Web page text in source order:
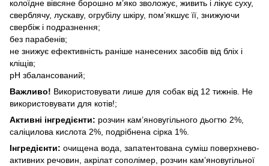
колоїдне вівсяне борошно м’яко зволожує, живить і лікує суху,
сверблячу, лускаву, огрубілу шкіру, пом’якшує її, знижуючи
свербіж і подразнення;
без парабенів;
не знижує ефективність раніше нанесених засобів від бліх і
кліщів;
рН збалансований;
Важливо! Використовувати лише для собак від 12 тижнів. Не
використовувати для котів!;
Активні інгредієнти: розчин кам’яновугільного дьогтю 2%,
саліцилова кислота 2%, подрібнена сірка 1%.
Інгредієнти: очищена вода, запатентована суміш поверхнево-
активних речовин, акрілат сополімер, розчин кам’яновугільної